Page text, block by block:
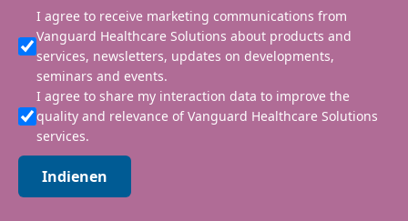
I agree to receive marketing communications from
Vanguard Healthcare Solutions about products and
services, newsletters, updates on developments,
seminars and events.
I agree to share my interaction data to improve the
quality and relevance of Vanguard Healthcare Solutions
services.
Indienen